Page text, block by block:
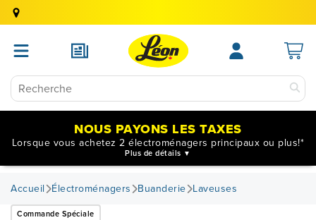
NOUS PAYONS LES TAXES
Lorsque vous achetez 2 électroménagers principaux ou plus!*
Plus de détails
Accueil Électroménagers Buanderie Laveuses
Commande Spéciale